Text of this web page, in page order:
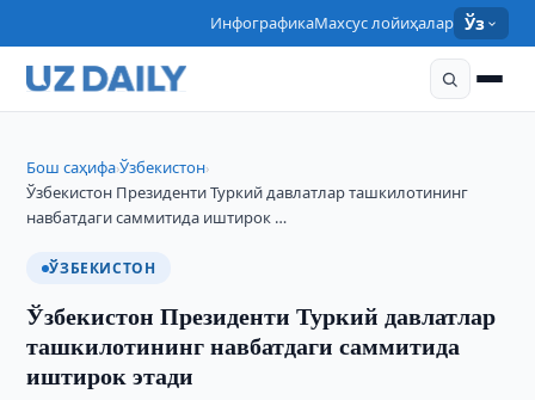
ИнфографикаМахсус лойиҳалар Ўз
Бош саҳифа›Ўзбекистон›
Ўзбекистон Президенти Туркий давлатлар ташкилотининг
навбатдаги саммитида иштирок …
ЎЗБЕКИСТОН
Ўзбекистон Президенти Туркий давлатлар
ташкилотининг навбатдаги саммитида
иштирок этади